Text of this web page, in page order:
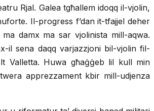
Rjal. Galea tgħallem idoqq il-vjolin,
Il-progress f’dan it-tfajjel deher
damx ma sar vjolinista mill-aqwa.
il sena daqq varjazzjoni bil-vjolin fil-
Valletta. Huwa għaġġeb lil kull min
apprezzament kbir mill-udjenza